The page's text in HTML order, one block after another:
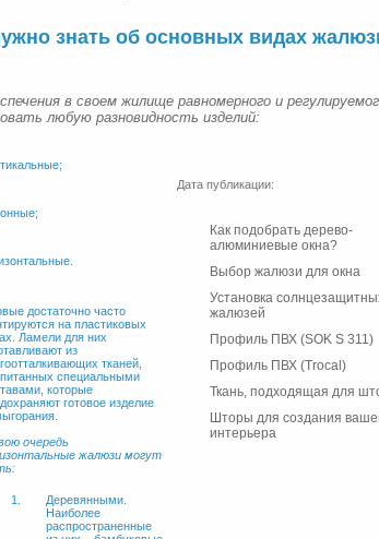
знать об основных видах
в своем жилище равномерного и
любую разновидность изделий:
достаточно часто
на пластиковых
Ламели для них
из
тканей,
специальными
которые
готовое изделие
очередь
жалюзи могут
Деревянными.
Наиболее
распространенные
Дата публикации:
Как подобрать дерево-
алюминиевые окна?
Выбор жалюзи для окна
Установка
жалюзей
Профиль ПВХ (SOK S 311)
Профиль ПВХ (Trocal)
Ткань, подходящая для
Шторы для создания
интерьера